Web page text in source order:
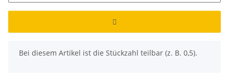
x
Bei diesem Artikel ist die Stückzahl teilbar (z. B. 0,5).